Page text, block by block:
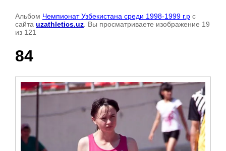
Альбом Чемпионат Узбекистана среди 1998-1999 г.р с
сайта uzathletics.uz . Вы просматриваете изображение 19
из 121
84